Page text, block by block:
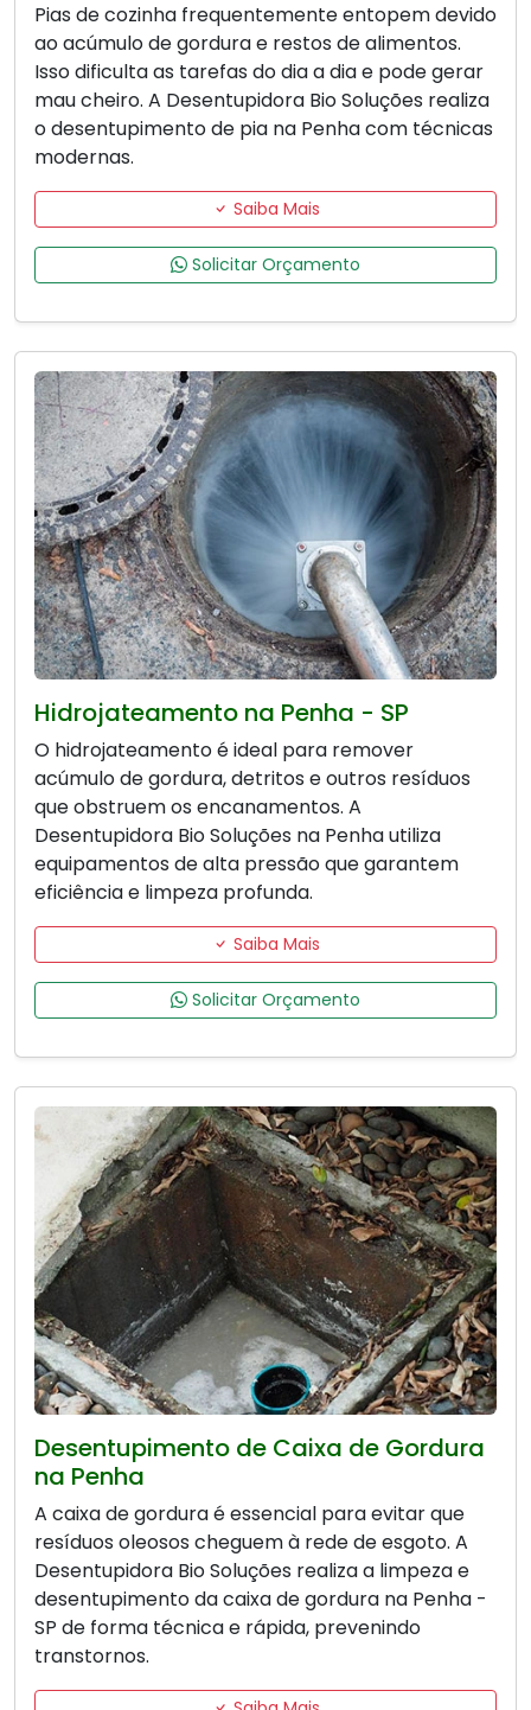
Pias de cozinha frequentemente entopem devido
ao acúmulo de gordura e restos de alimentos.
Isso dificulta as tarefas do dia a dia e pode gerar
mau cheiro. A Desentupidora Bio Soluções realiza
o desentupimento de pia na Penha com técnicas
modernas.
Saiba Mais
Solicitar Orçamento
Hidrojateamento na Penha - SP
O hidrojateamento é ideal para remover
acúmulo de gordura, detritos e outros resíduos
que obstruem os encanamentos. A
Desentupidora Bio Soluções na Penha utiliza
equipamentos de alta pressão que garantem
eficiência e limpeza profunda.
Saiba Mais
Solicitar Orçamento
Desentupimento de Caixa de Gordura
na Penha
A caixa de gordura é essencial para evitar que
resíduos oleosos cheguem à rede de esgoto. A
Desentupidora Bio Soluções realiza a limpeza e
desentupimento da caixa de gordura na Penha -
SP de forma técnica e rápida, prevenindo
transtornos.